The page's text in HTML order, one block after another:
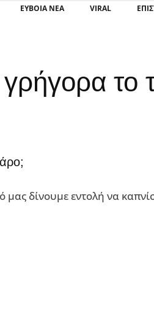
ΕΥΒΟΙΑ ΝΕΑ VIRAL
το
δίνουμε εντολή να